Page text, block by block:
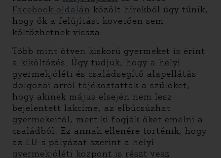
Facebook-oldalán közölt hírekből úgy tűnik,
hogy ők a felújítást követően sem
költözhetnek vissza.
Több mint ötven kiskorú gyermeket is érint
a kiköltözés. Úgy tudjuk, hogy a helyi
gyermekjóléti és családsegítő alapellátás
dolgozói arról tájékoztatták a szülőket,
hogy akinek május elsején nem lesz
bejelentett lakcíme, az elbúcsúzhat
gyermekeitől, mert ki fogják őket emelni a
családból. Ez annak ellenére történik, hogy
az EU-s pályázat szerint a helyi
gyermekjóléti központ is részt vesz